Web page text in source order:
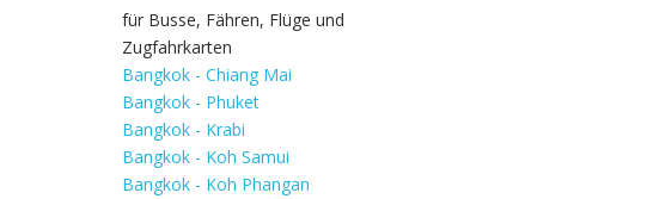
für Busse, Fähren, Flüge und
Zugfahrkarten
Bangkok - Chiang Mai
Bangkok - Phuket
Bangkok - Krabi
Bangkok - Koh Samui
Bangkok - Koh Phangan